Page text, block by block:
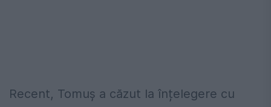
Recent, Tomuș a căzut la înțelegere cu